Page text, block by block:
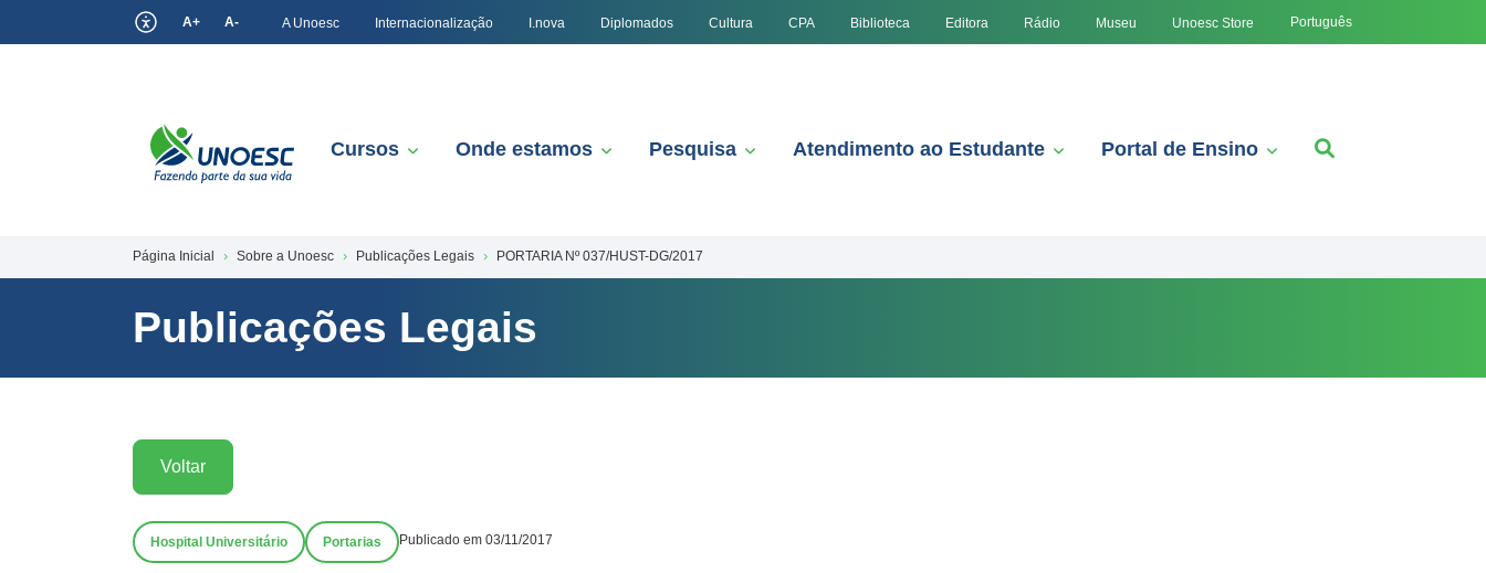
A+ A- A Unoesc Internacionalização I.nova Diplomados Cultura CPA Biblioteca Editora Rádio Museu Unoesc Store Português
Cursos Onde estamos Pesquisa Atendimento ao Estudante Portal de Ensino
Página Inicial Sobre a Unoesc Publicações Legais PORTARIA Nº 037/HUST-DG/2017
Publicações Legais
Voltar
Hospital Universitário Portarias Publicado em 03/11/2017